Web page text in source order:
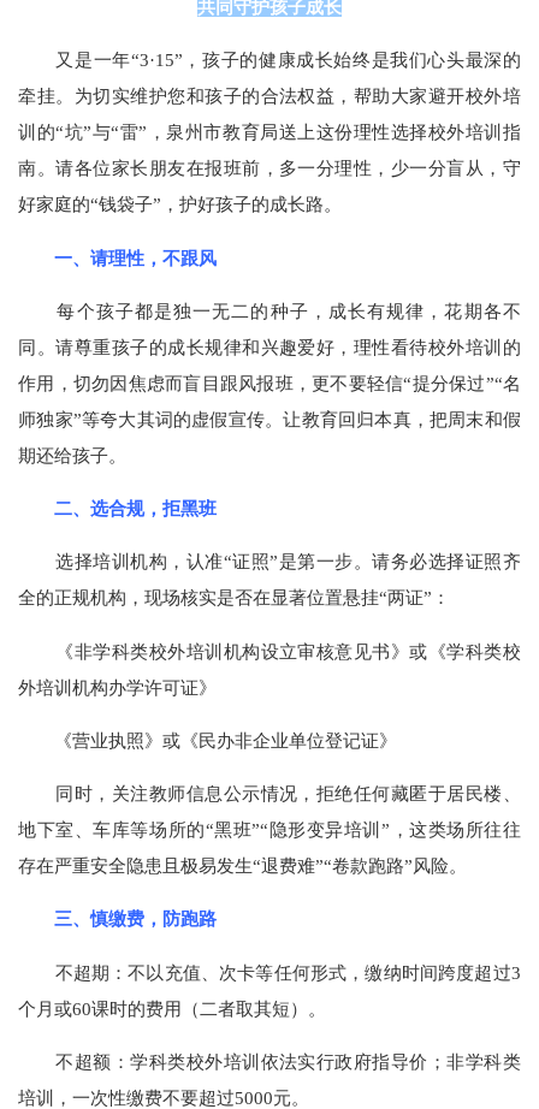
共同守护孩子成长
又是一年“3·15”，孩子的健康成长始终是我们心头最深的
牵挂。为切实维护您和孩子的合法权益，帮助大家避开校外培
训的“坑”与“雷”，泉州市教育局送上这份理性选择校外培训指
南。请各位家长朋友在报班前，多一分理性，少一分盲从，守
好家庭的“钱袋子”，护好孩子的成长路。
一、请理性，不跟风
每个孩子都是独一无二的种子，成长有规律，花期各不
同。请尊重孩子的成长规律和兴趣爱好，理性看待校外培训的
作用，切勿因焦虑而盲目跟风报班，更不要轻信“提分保过”“名
师独家”等夸大其词的虚假宣传。让教育回归本真，把周末和假
期还给孩子。
二、选合规，拒黑班
选择培训机构，认准“证照”是第一步。请务必选择证照齐
全的正规机构，现场核实是否在显著位置悬挂“两证”：
《非学科类校外培训机构设立审核意见书》或《学科类校
外培训机构办学许可证》
《营业执照》或《民办非企业单位登记证》
同时，关注教师信息公示情况，拒绝任何藏匿于居民楼、
地下室、车库等场所的“黑班”“隐形变异培训”，这类场所往往
存在严重安全隐患且极易发生“退费难”“卷款跑路”风险。
三、慎缴费，防跑路
不超期：不以充值、次卡等任何形式，缴纳时间跨度超过3
个月或60课时的费用（二者取其短）。
不超额：学科类校外培训依法实行政府指导价；非学科类
培训，一次性缴费不要超过5000元。